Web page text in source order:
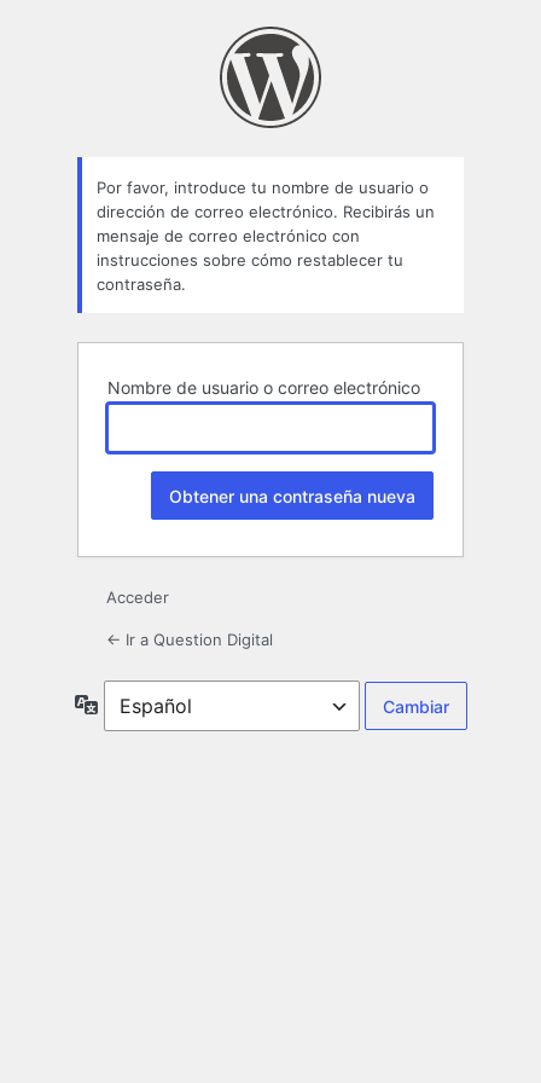
Por favor, introduce tu nombre de usuario o
dirección de correo electrónico. Recibirás un
mensaje de correo electrónico con
instrucciones sobre cómo restablecer tu
contraseña.
Nombre de usuario o correo electrónico
Acceder
← Ir a Question Digital
Idioma